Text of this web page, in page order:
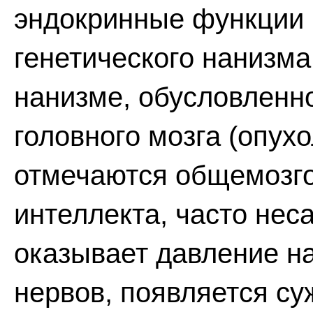
эндокринные
генетического
нанизме,
головного мозга
отмечаются
интеллекта, часто
оказывает давление
нервов, появляется